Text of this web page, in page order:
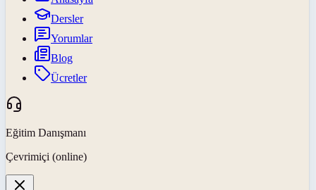
Dersler
Yorumlar
Blog
Ücretler
Eğitim Danışmanı
Çevrimiçi (online)